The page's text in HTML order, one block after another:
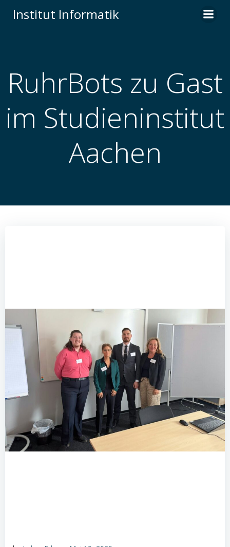
Institut Informatik
RuhrBots zu Gast
im Studieninstitut
Aachen